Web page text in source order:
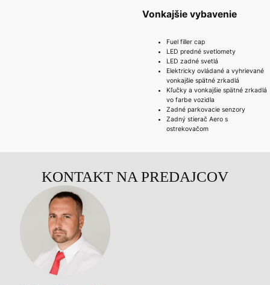
KONTAKT NA PREDAJCOV
Vonkajšie vybavenie
Fuel filler cap
LED predné svetlomety
LED zadné svetlá
Elektricky ovládané a vyhrievané
vonkajšie spätné zrkadlá
Kľučky a vonkajšie spätné zrkadlá
vo farbe vozidla
Zadné parkovacie senzory
Zadný stierač Aero s
ostrekovačom